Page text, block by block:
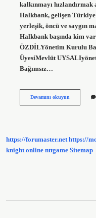
kalkınmayı
Halkbank, gelişen
yerleşik, öncü ve saygın
Halkbank başında kim
ÖZDİLYönetim Kurulu
ÜyesiMevlüt
Bağımsız…
Devamını okuyunHalk
https://forumaster.net https://
knight online nttgame Sitemap